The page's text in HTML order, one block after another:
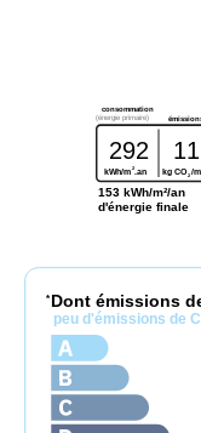
consommation
(énergie primaire)
292 11
kWh/m2.an kg CO2/m
153 kWh/m²/an
d'énergie finale
* Dont émissions
peu d'émissions de